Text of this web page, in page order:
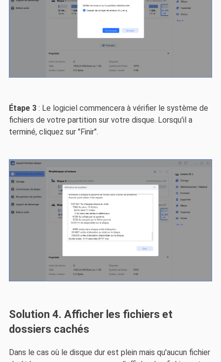
Étape 3 : Le logiciel commencera à vérifier le système de
fichiers de votre partition sur votre disque. Lorsqu'il a
terminé, cliquez sur "Finir".
Solution 4. Afficher les fichiers et
dossiers cachés
Dans le cas où le disque dur est plein mais qu'aucun fichier